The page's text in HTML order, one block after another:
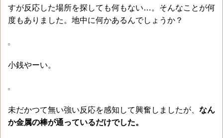
すが反応した場所を探しても何もない…。そんなことが何
度もありました。地中に何かあるんでしょうか？
小銭やーい。
未だかつて無い強い反応を感知して興奮しましたが、 なん
か金属の棒が通っているだけでした。